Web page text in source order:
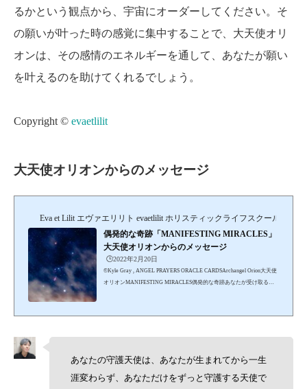
るかという観点から、宇宙にオーダーしてください。そ
の願いが叶った時の感覚に集中することで、大天使オリ
オンは、その感情のエネルギーを通して、あなたが願い
を叶えるのを助けてくれるでしょう。
Copyright © evaetlilit
大天使オリオンからのメッセージ
Eva et Lilit エヴァエリリト evaetlilit ホリスティックライフスクール＆セ
偶発的な奇跡「MANIFESTING MIRACLES」
大天使オリオンからのメッセージ
🕒️2022年2月20日
©︎Kyle Gray , ANGEL PRAYERS ORACLE CARDSArchangel Orion大天使
オリオンMANIFESTING MIRACLES偶発的な奇跡あなたが受け取るに
に現れました。奇跡は偶発的に、自然に起きるもので、起きない時は何
あなたの守護天使は、あなたが生まれてから一生
涯変わらず、あなただけをずっと守護する天使で